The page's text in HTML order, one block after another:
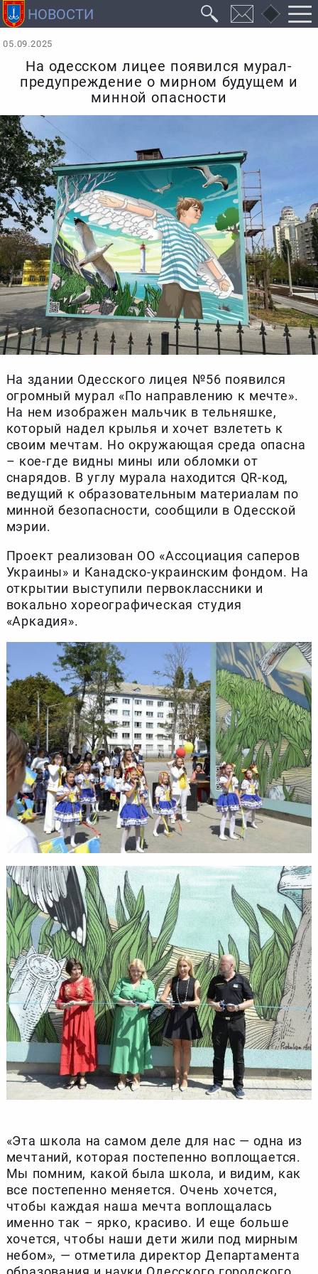
05.09.2025
На одесском лицее появился мурал-
предупреждение о мирном будущем и
минной опасности
На здании Одесского лицея №56 появился
огромный мурал «По направлению к мечте».
На нем изображен мальчик в тельняшке,
который надел крылья и хочет взлететь к
своим мечтам. Но окружающая среда опасна
– кое-где видны мины или обломки от
снарядов. В углу мурала находится QR-код,
ведущий к образовательным материалам по
минной безопасности, сообщили в Одесской
мэрии.
Проект реализован ОО «Ассоциация саперов
Украины» и Канадско-украинским фондом. На
открытии выступили первоклассники и
вокально хореографическая студия
«Аркадия».
«Эта школа на самом деле для нас — одна из
мечтаний, которая постепенно воплощается.
Мы помним, какой была школа, и видим, как
все постепенно меняется. Очень хочется,
чтобы каждая наша мечта воплощалась
именно так – ярко, красиво. И еще больше
хочется, чтобы наши дети жили под мирным
небом», — отметила директор Департамента